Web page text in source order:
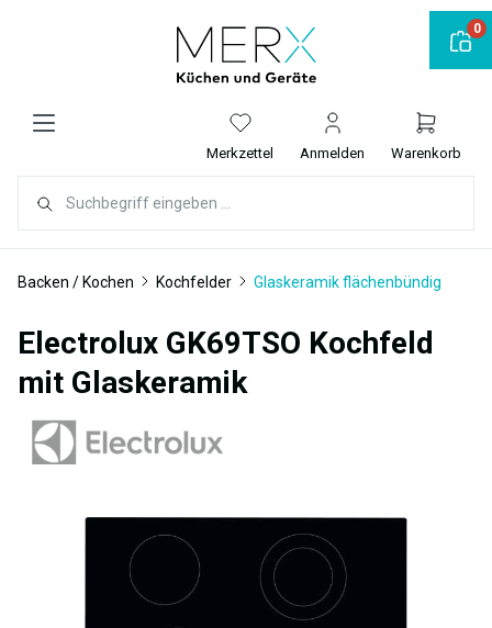
Merkzettel Anmelden Warenkorb
Backen / Kochen Kochfelder Glaskeramik flächenbündig
Electrolux GK69TSO Kochfeld
mit Glaskeramik
Bildergalerie überspringen
0